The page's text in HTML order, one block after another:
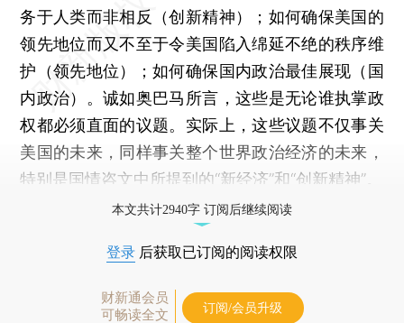
务于人类而非相反（创新精神）；如何确保美国的
领先地位而又不至于令美国陷入绵延不绝的秩序维
护（领先地位）；如何确保国内政治最佳展现（国
内政治）。诚如奥巴马所言，这些是无论谁执掌政
权都必须直面的议题。实际上，这些议题不仅事关
美国的未来，同样事关整个世界政治经济的未来，
特别是国情咨文中所提到的“新经济”和“创新精神”。
本文共计2940字 订阅后继续阅读
登录 后获取已订阅的阅读权限
财新通会员
可畅读全文
订阅/会员升级